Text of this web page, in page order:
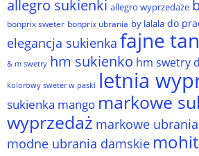
allegro sukienki allegro wyprzedaże
bonprix sweter bonprix ubrania by lalala do
elegancja sukienka fajne
& m swetry hm sukienko hm swetry
kolorowy sweter w paski letnia
sukienka mango markowe
wyprzedaż markowe ubrania
modne ubrania damskie